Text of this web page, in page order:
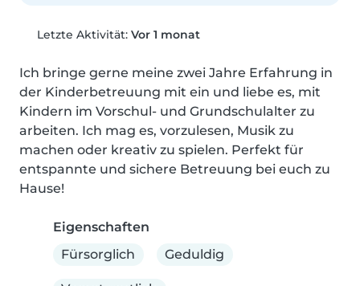
Letzte Aktivität: Vor 1 monat
Ich bringe gerne meine zwei Jahre Erfahrung in
der Kinderbetreuung mit ein und liebe es, mit
Kindern im Vorschul- und Grundschulalter zu
arbeiten. Ich mag es, vorzulesen, Musik zu
machen oder kreativ zu spielen. Perfekt für
entspannte und sichere Betreuung bei euch zu
Hause!
Eigenschaften
Fürsorglich
Geduldig